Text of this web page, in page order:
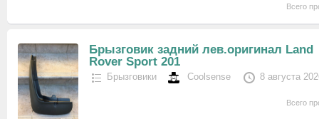
Всего
Брызговик задний лев.оригинал Land
Rover Sport 201
Брызговики Coolsense 8 августа
Всего